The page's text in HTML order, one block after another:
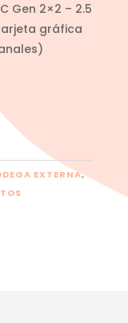
C Gen 2×2 – 2.5
gráfica
EXTERNA,